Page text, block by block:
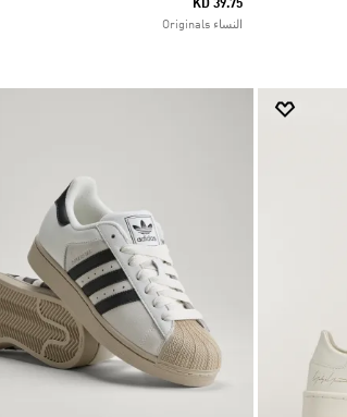
KD 39.75
النساء Originals